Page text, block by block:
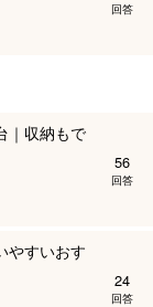
回答
｜収納もで
56
回答
やすいおす
24
回答